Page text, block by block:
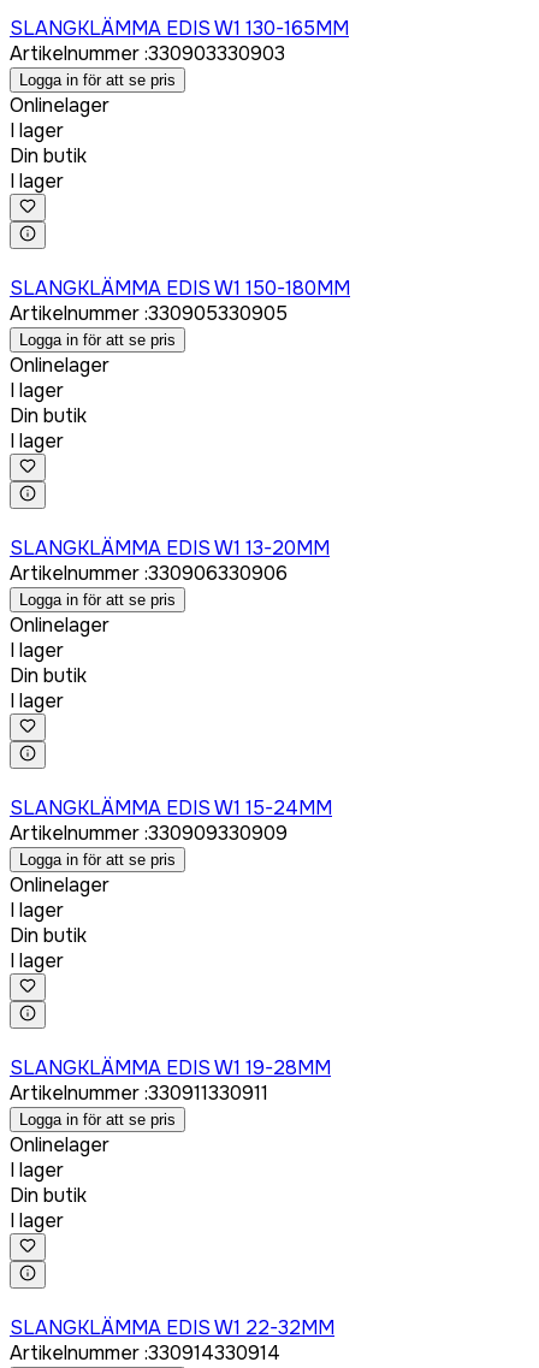
SLANGKLÄMMA EDIS W1 130-165MM
Artikelnummer:330903330903
Logga in för att se pris
Onlinelager
I lager
Din butik
I lager
SLANGKLÄMMA EDIS W1 150-180MM
Artikelnummer:330905330905
Logga in för att se pris
Onlinelager
I lager
Din butik
I lager
SLANGKLÄMMA EDIS W1 13-20MM
Artikelnummer:330906330906
Logga in för att se pris
Onlinelager
I lager
Din butik
I lager
SLANGKLÄMMA EDIS W1 15-24MM
Artikelnummer:330909330909
Logga in för att se pris
Onlinelager
I lager
Din butik
I lager
SLANGKLÄMMA EDIS W1 19-28MM
Artikelnummer:330911330911
Logga in för att se pris
Onlinelager
I lager
Din butik
I lager
SLANGKLÄMMA EDIS W1 22-32MM
Artikelnummer:330914330914